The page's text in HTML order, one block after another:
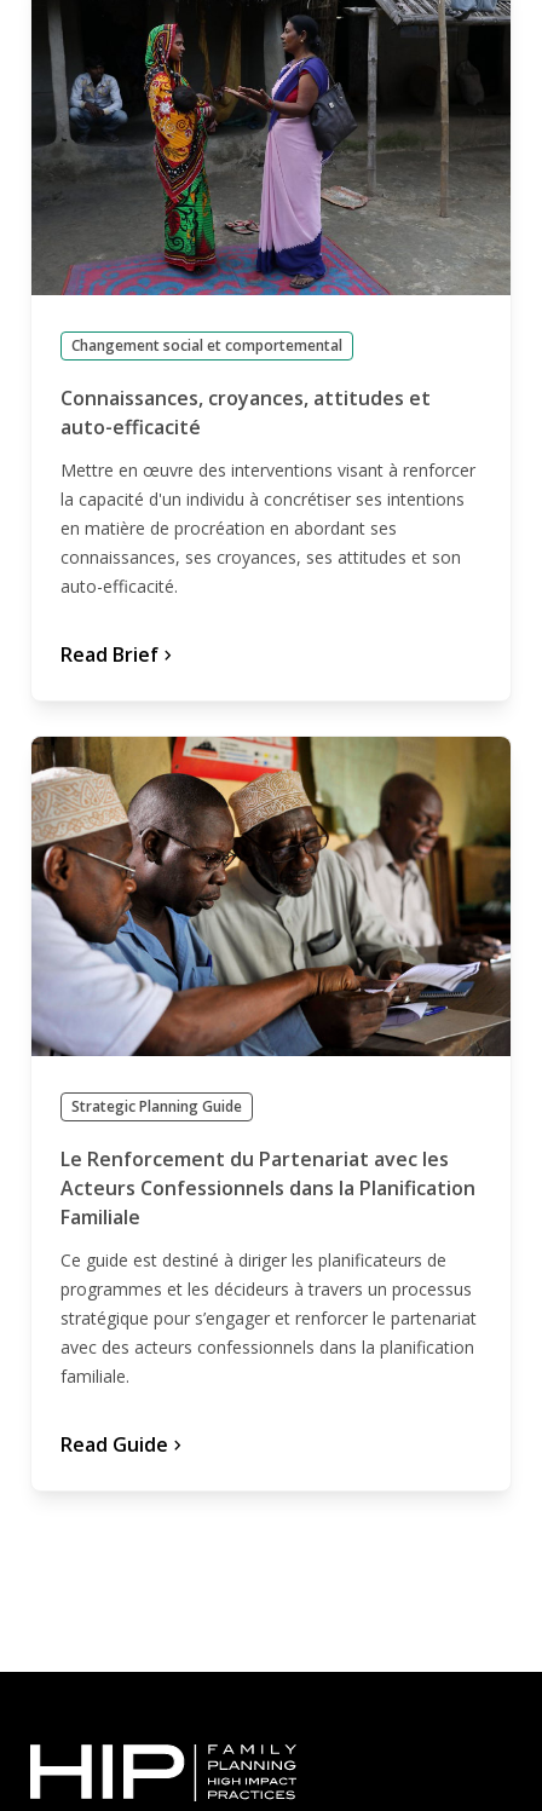
Changement social et comportemental
Connaissances, croyances, attitudes et
auto-efficacité
Mettre en œuvre des interventions visant à renforcer
la capacité d'un individu à concrétiser ses intentions
en matière de procréation en abordant ses
connaissances, ses croyances, ses attitudes et son
auto-efficacité.
Read Brief chevron_forward
Strategic Planning Guide
Le Renforcement du Partenariat avec les
Acteurs Confessionnels dans la Planification
Familiale
Ce guide est destiné à diriger les planificateurs de
programmes et les décideurs à travers un processus
stratégique pour s’engager et renforcer le partenariat
avec des acteurs confessionnels dans la planification
familiale.
Read Guide chevron_forward